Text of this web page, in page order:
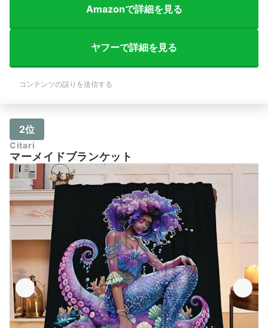
Amazonで詳細を見る
ヤフーで詳細を見る
コンテンツの誤りを送信する
2位
Citari
マーメイドブランケット